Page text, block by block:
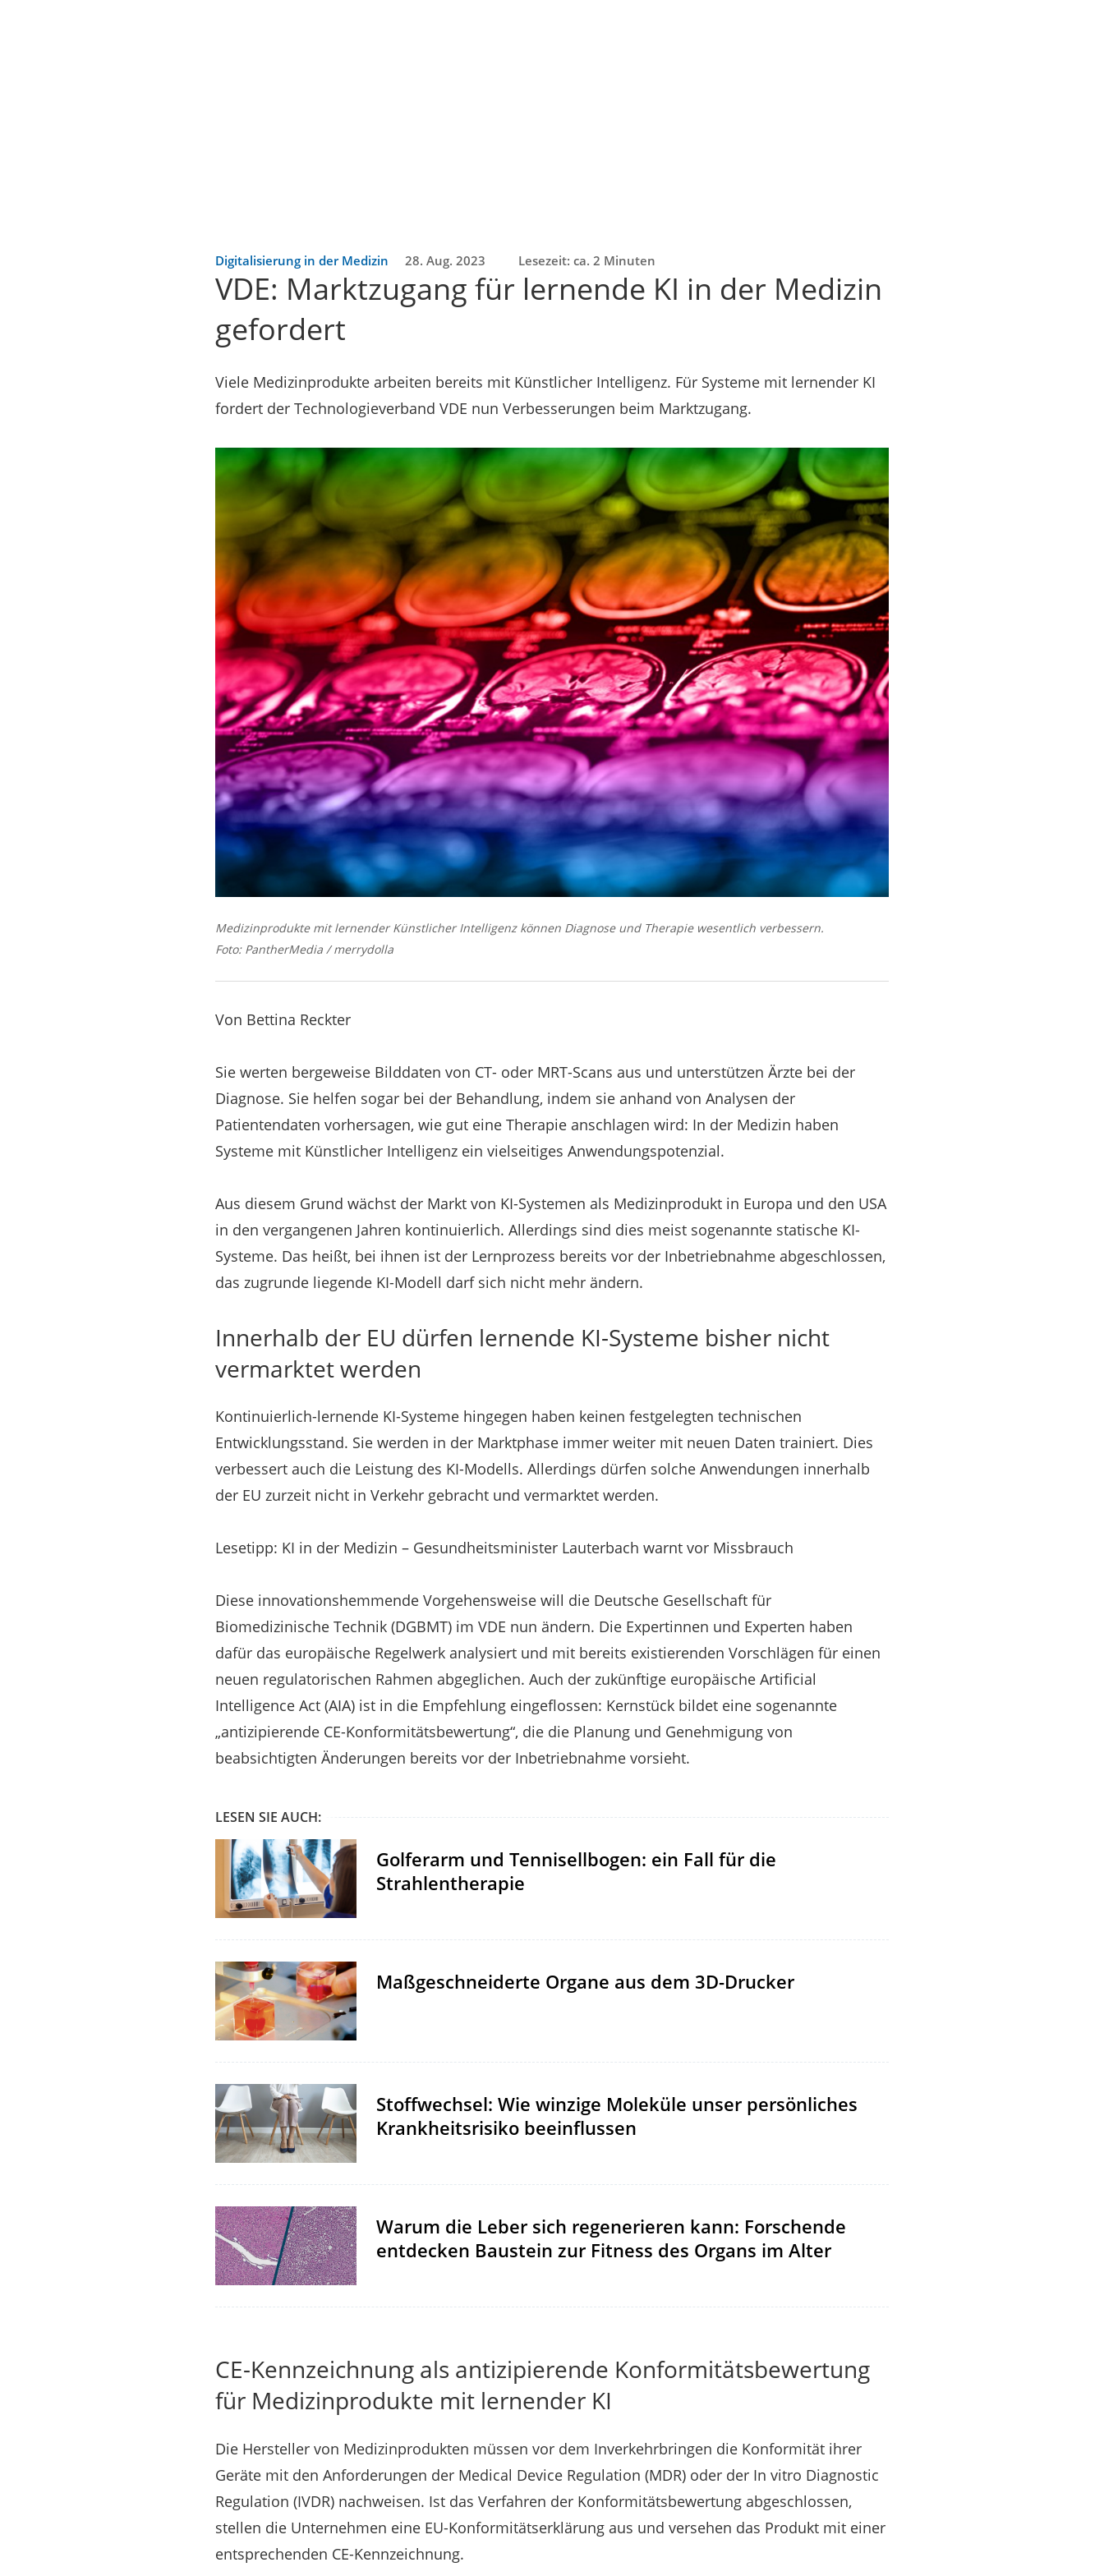
Digitalisierung in der Medizin 28. Aug. 2023 Lesezeit: ca. 2 Minuten
VDE: Marktzugang für lernende KI in der Medizin
gefordert
Viele Medizinprodukte arbeiten bereits mit Künstlicher Intelligenz. Für Systeme mit lernender KI
fordert der Technologieverband VDE nun Verbesserungen beim Marktzugang.
Medizinprodukte mit lernender Künstlicher Intelligenz können Diagnose und Therapie wesentlich verbessern.
Foto: PantherMedia / merrydolla
Von Bettina Reckter
Sie werten bergeweise Bilddaten von CT- oder MRT-Scans aus und unterstützen Ärzte bei der
Diagnose. Sie helfen sogar bei der Behandlung, indem sie anhand von Analysen der
Patientendaten vorhersagen, wie gut eine Therapie anschlagen wird: In der Medizin haben
Systeme mit Künstlicher Intelligenz ein vielseitiges Anwendungspotenzial.
Aus diesem Grund wächst der Markt von KI-Systemen als Medizinprodukt in Europa und den USA
in den vergangenen Jahren kontinuierlich. Allerdings sind dies meist sogenannte statische KI-
Systeme. Das heißt, bei ihnen ist der Lernprozess bereits vor der Inbetriebnahme abgeschlossen,
das zugrunde liegende KI-Modell darf sich nicht mehr ändern.
Innerhalb der EU dürfen lernende KI-Systeme bisher nicht
vermarktet werden
Kontinuierlich-lernende KI-Systeme hingegen haben keinen festgelegten technischen
Entwicklungsstand. Sie werden in der Marktphase immer weiter mit neuen Daten trainiert. Dies
verbessert auch die Leistung des KI-Modells. Allerdings dürfen solche Anwendungen innerhalb
der EU zurzeit nicht in Verkehr gebracht und vermarktet werden.
Lesetipp: KI in der Medizin – Gesundheitsminister Lauterbach warnt vor Missbrauch
Diese innovationshemmende Vorgehensweise will die Deutsche Gesellschaft für
Biomedizinische Technik (DGBMT) im VDE nun ändern. Die Expertinnen und Experten haben
dafür das europäische Regelwerk analysiert und mit bereits existierenden Vorschlägen für einen
neuen regulatorischen Rahmen abgeglichen. Auch der zukünftige europäische Artificial
Intelligence Act (AIA) ist in die Empfehlung eingeflossen: Kernstück bildet eine sogenannte
„antizipierende CE-Konformitätsbewertung“, die die Planung und Genehmigung von
beabsichtigten Änderungen bereits vor der Inbetriebnahme vorsieht.
LESEN SIE AUCH:
Golferarm und Tennisellbogen: ein Fall für die
Strahlentherapie
Maßgeschneiderte Organe aus dem 3D-Drucker
Stoffwechsel: Wie winzige Moleküle unser persönliches
Krankheitsrisiko beeinflussen
Warum die Leber sich regenerieren kann: Forschende
entdecken Baustein zur Fitness des Organs im Alter
CE-Kennzeichnung als antizipierende Konformitätsbewertung
für Medizinprodukte mit lernender KI
Die Hersteller von Medizinprodukten müssen vor dem Inverkehrbringen die Konformität ihrer
Geräte mit den Anforderungen der Medical Device Regulation (MDR) oder der In vitro Diagnostic
Regulation (IVDR) nachweisen. Ist das Verfahren der Konformitätsbewertung abgeschlossen,
stellen die Unternehmen eine EU-Konformitätserklärung aus und versehen das Produkt mit einer
entsprechenden CE-Kennzeichnung.